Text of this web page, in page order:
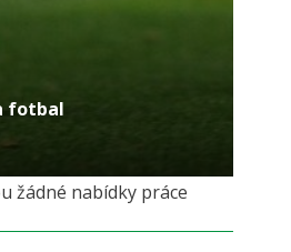
fotbal
žádné nabídky práce